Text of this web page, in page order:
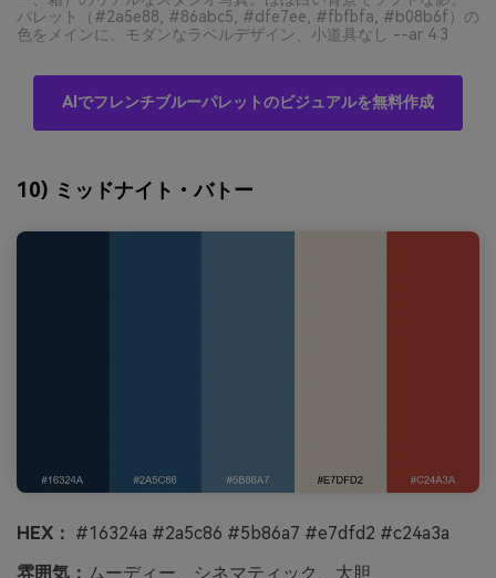
パレット（#2a5e88, #86abc5, #dfe7ee, #fbfbfa, #b08b6f）の
色をメインに、モダンなラベルデザイン、小道具なし --ar 4:3
AIでフレンチブルーパレットのビジュアルを無料作成
10) ミッドナイト・バトー
HEX： #16324a #2a5c86 #5b86a7 #e7dfd2 #c24a3a
雰囲気： ムーディー、シネマティック、大胆